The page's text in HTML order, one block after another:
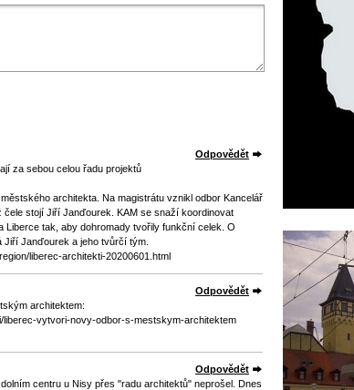
Odpovědět
za sebou celou řadu projektů
architekta. Na magistrátu vznikl odbor Kancelář
čele stojí Jiří Janďourek. KAM se snaží koordinovat
Liberce tak, aby dohromady tvořily funkční celek. O
Janďourek a jeho tvůrčí tým.
liberec-architekti-20200601.html
Odpovědět
architektem:
liberec-vytvori-novy-odbor-s-mestskym-architektem
Odpovědět
centru u Nisy přes "radu architektů" neprošel. Dnes